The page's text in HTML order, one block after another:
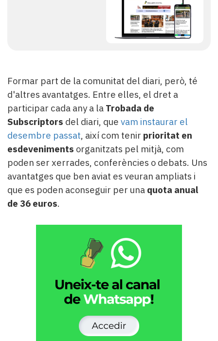
Formar part de la comunitat del diari, però, té
d'altres avantatges. Entre elles, el dret a
participar cada any a la Trobada de
Subscriptors del diari, que vam instaurar el
desembre passat, així com tenir prioritat en
esdeveniments organitzats pel mitjà, com
poden ser xerrades, conferències o debats. Uns
avantatges que ben aviat es veuran ampliats i
que es poden aconseguir per una quota anual
de 36 euros.